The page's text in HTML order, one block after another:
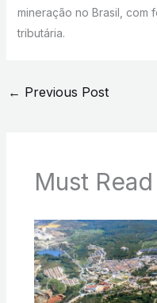
mineração no Brasil, com
tributária.
← Previous Post
Must Read